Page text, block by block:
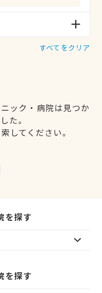
すべてをクリア
ック・病院は見つか
た。
してください。
を探す
を探す